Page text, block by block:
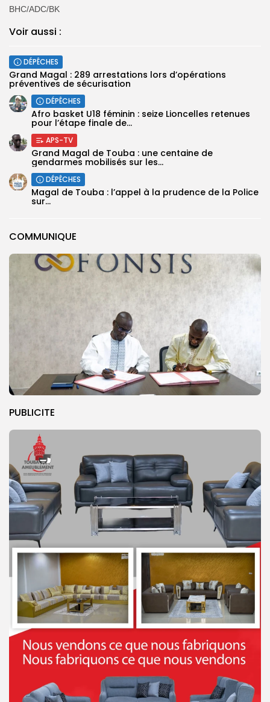
COMMUNIQUE
PUBLICITE
‎BHC/ADC/BK
Voir aussi :
DÉPÊCHES
Grand Magal : 289 arrestations lors d’opérations
préventives de sécurisation
DÉPÊCHES
‎Afro basket U18 féminin : seize Lioncelles retenues
pour l’étape finale de...
APS-TV
Grand Magal de Touba : une centaine de
gendarmes mobilisés sur les...
DÉPÊCHES
Magal de Touba : l’appel à la prudence de la Police
sur...